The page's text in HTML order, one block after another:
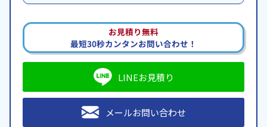
お見積り無料
最短30秒カンタンお問い合わせ！
LINEお見積り
メールお問い合わせ